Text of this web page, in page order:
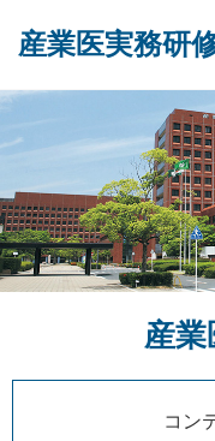
産業医実務研
産業
コン